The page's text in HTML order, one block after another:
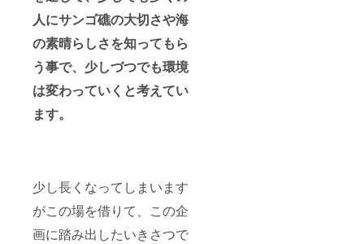
人にサンゴ礁の大切さや海
の素晴らしさを知ってもら
う事で、少しづつでも環境
は変わっていくと考えてい
ます。
少し長くなってしまいます
がこの場を借りて、この企
画に踏み出したいきさつで